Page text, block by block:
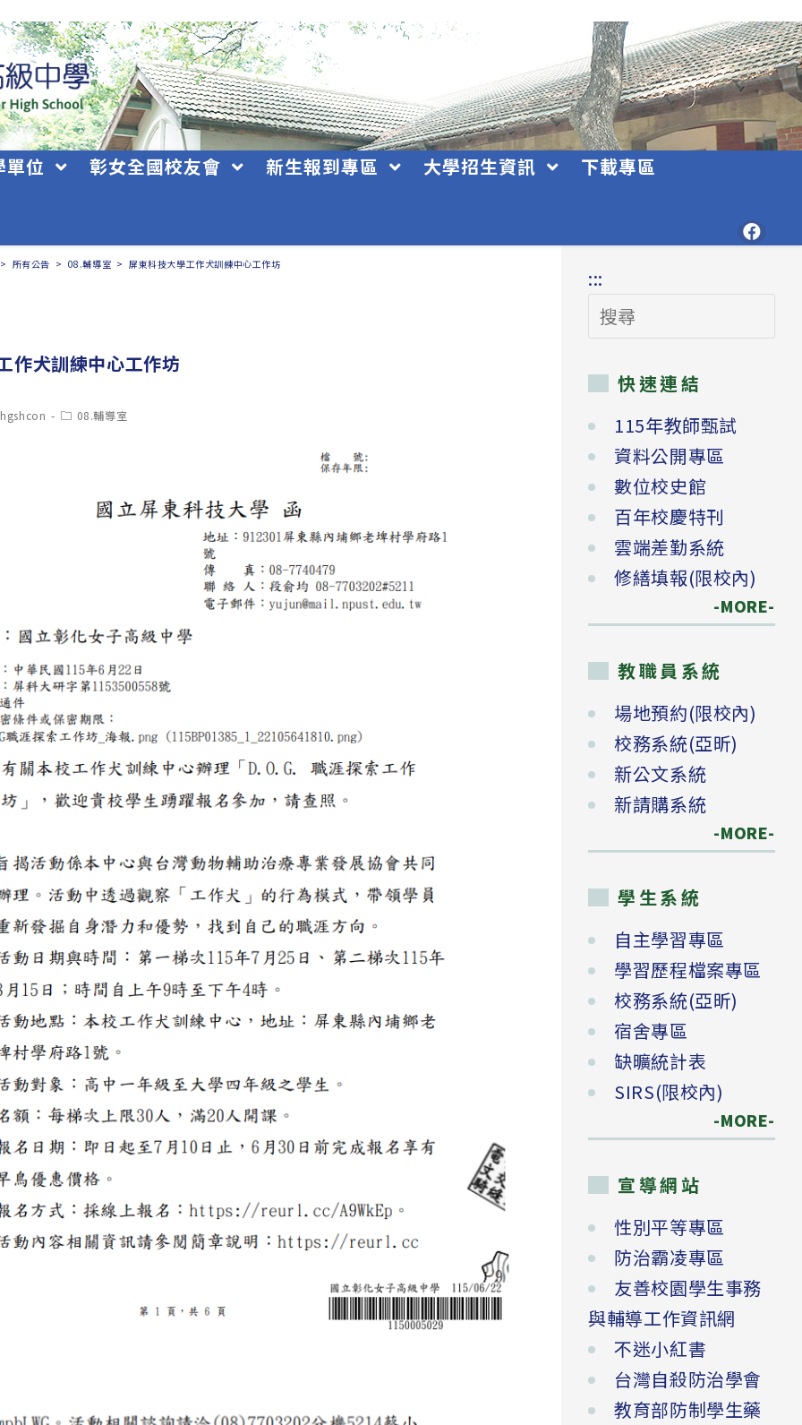
單位 彰女全國校友會 新生報到專區 大學招生資訊 下載專區
> 所有公告 > 08.輔導室 > 屏東科技大學工作犬訓練中心工作坊
作犬訓練中心工作坊
Post08.輔導室
:::
搜
尋
快速連結
115年教師甄試
資料公開專區
數位校史館
百年校慶特刊
雲端差勤系統
修繕填報(限校內)
-MORE-
教職員系統
場地預約(限校內)
校務系統(亞昕)
新公文系統
新請購系統
-MORE-
學生系統
自主學習專區
學習歷程檔案專區
校務系統(亞昕)
宿舍專區
缺曠統計表
SIRS(限校內)
-MORE-
宣導網站
性別平等專區
防治霸凌專區
友善校園學生事務
與輔導工作資訊網
不迷小紅書
台灣自殺防治學會
教育部防制學生藥